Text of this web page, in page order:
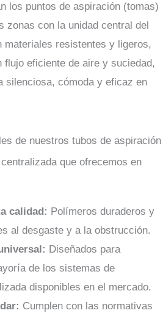
los puntos de aspiración (tomas)
zonas con la unidad central del
materiales resistentes y ligeros,
flujo eficiente de aire y suciedad,
silenciosa, cómoda y eficaz en
de nuestros tubos de aspiración
que ofrecemos en
calidad: Polímeros duraderos y
al desgaste y a la obstrucción.
Diseñados para
de los sistemas de
disponibles en el mercado.
Cumplen con las normativas